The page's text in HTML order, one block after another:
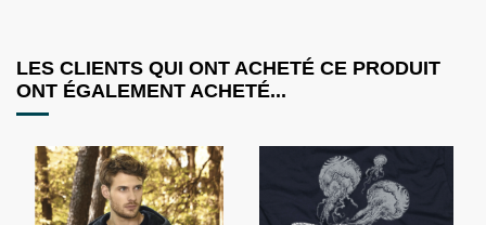
LES CLIENTS QUI ONT ACHETÉ CE PRODUIT
ONT ÉGALEMENT ACHETÉ...